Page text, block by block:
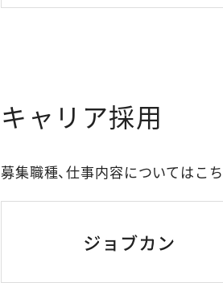
キャリア採用
募集職種、仕事内容についてはこ